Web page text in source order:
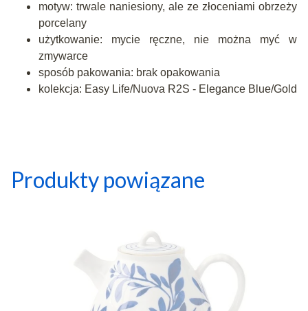
motyw: trwale naniesiony, ale ze złoceniami obrzeży
porcelany
użytkowanie: mycie ręczne, nie można myć w
zmywarce
sposób pakowania: brak opakowania
kolekcja: Easy Life/Nuova R2S - Elegance Blue/Gold
Produkty powiązane